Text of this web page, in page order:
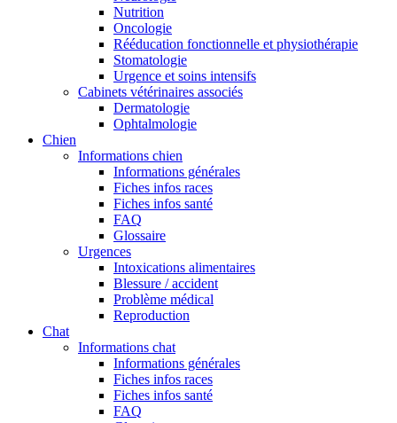
Nutrition
Oncologie
Rééducation fonctionnelle et physiothérapie
Stomatologie
Urgence et soins intensifs
Cabinets vétérinaires associés
Dermatologie
Ophtalmologie
Chien
Informations chien
Informations générales
Fiches infos races
Fiches infos santé
FAQ
Glossaire
Urgences
Intoxications alimentaires
Blessure / accident
Problème médical
Reproduction
Chat
Informations chat
Informations générales
Fiches infos races
Fiches infos santé
FAQ